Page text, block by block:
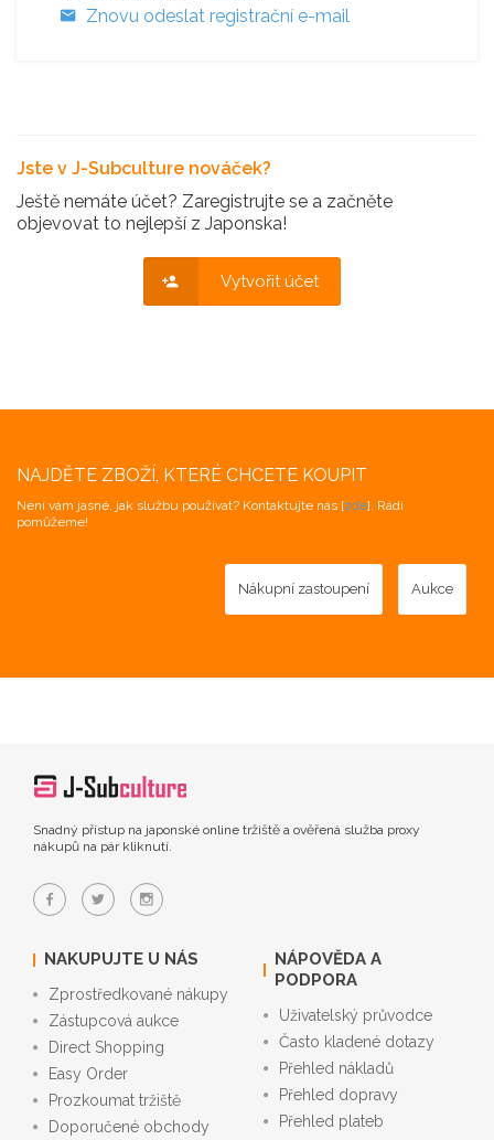
Znovu odeslat registrační e-mail
Jste v J-Subculture nováček?
Ještě nemáte účet? Zaregistrujte se a začněte
objevovat to nejlepší z Japonska!
Vytvořit účet
NAJDĚTE ZBOŽÍ, KTERÉ CHCETE KOUPIT
Není vám jasné, jak službu používat? Kontaktujte nás [zde]. Rádi
pomůžeme!
Nákupní zastoupení Aukce
Snadný přístup na japonské online tržiště a ověřená služba proxy
nákupů na pár kliknutí.
NAKUPUJTE U NÁS
Zprostředkované nákupy
Zástupcová aukce
Direct Shopping
Easy Order
Prozkoumat tržiště
Doporučené obchody
NÁPOVĚDA A
PODPORA
Uživatelský průvodce
Často kladené dotazy
Přehled nákladů
Přehled dopravy
Přehled plateb